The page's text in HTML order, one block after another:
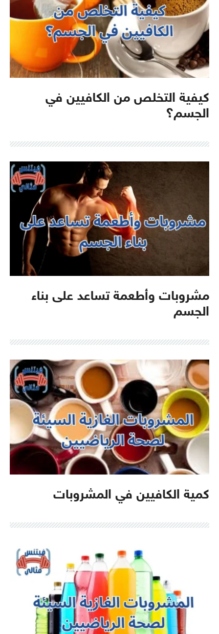
كيفية التخلص من الكافيين في
الجسم؟
مشروبات وأطعمة تساعد على بناء
الجسم
كمية الكافيين في المشروبات